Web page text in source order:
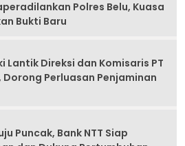
Polres Belu, Kuasa
Bukti Baru
Lantik Direksi dan Komisaris PT
Dorong Perluasan Penjaminan
Puncak, Bank NTT Siap